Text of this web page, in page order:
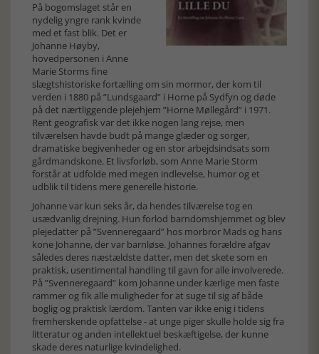
På bogomslaget står en
nydelig yngre rank kvinde
med et fast blik. Det er
Johanne Høyby,
hovedpersonen i Anne
Marie Storms fine
slægtshistoriske fortælling om sin mormor, der kom til
verden i 1880 på ”Lundsgaard” i Horne på Sydfyn og døde
på det nærtliggende plejehjem ”Horne Møllegård” i 1971.
Rent geografisk var det ikke nogen lang rejse, men
tilværelsen havde budt på mange glæder og sorger,
dramatiske begivenheder og en stor arbejdsindsats som
gårdmandskone. Et livsforløb, som Anne Marie Storm
forstår at udfolde med megen indlevelse, humor og et
udblik til tidens mere generelle historie.
Johanne var kun seks år, da hendes tilværelse tog en
usædvanlig drejning. Hun forlod barndomshjemmet og blev
plejedatter på ”Svenneregaard” hos morbror Mads og hans
kone Johanne, der var barnløse. Johannes forældre afgav
således deres næstældste datter, men det skete som en
praktisk, usentimental handling til gavn for alle involverede.
På ”Svenneregaard” kom Johanne under kærlige men faste
rammer og fik alle muligheder for at suge til sig af både
boglig og praktisk lærdom. Tanten var ikke enig i tidens
fremherskende opfattelse - at unge piger skulle holde sig fra
litteratur og anden intellektuel beskæftigelse, der kunne
skade deres naturlige kvindelighed.